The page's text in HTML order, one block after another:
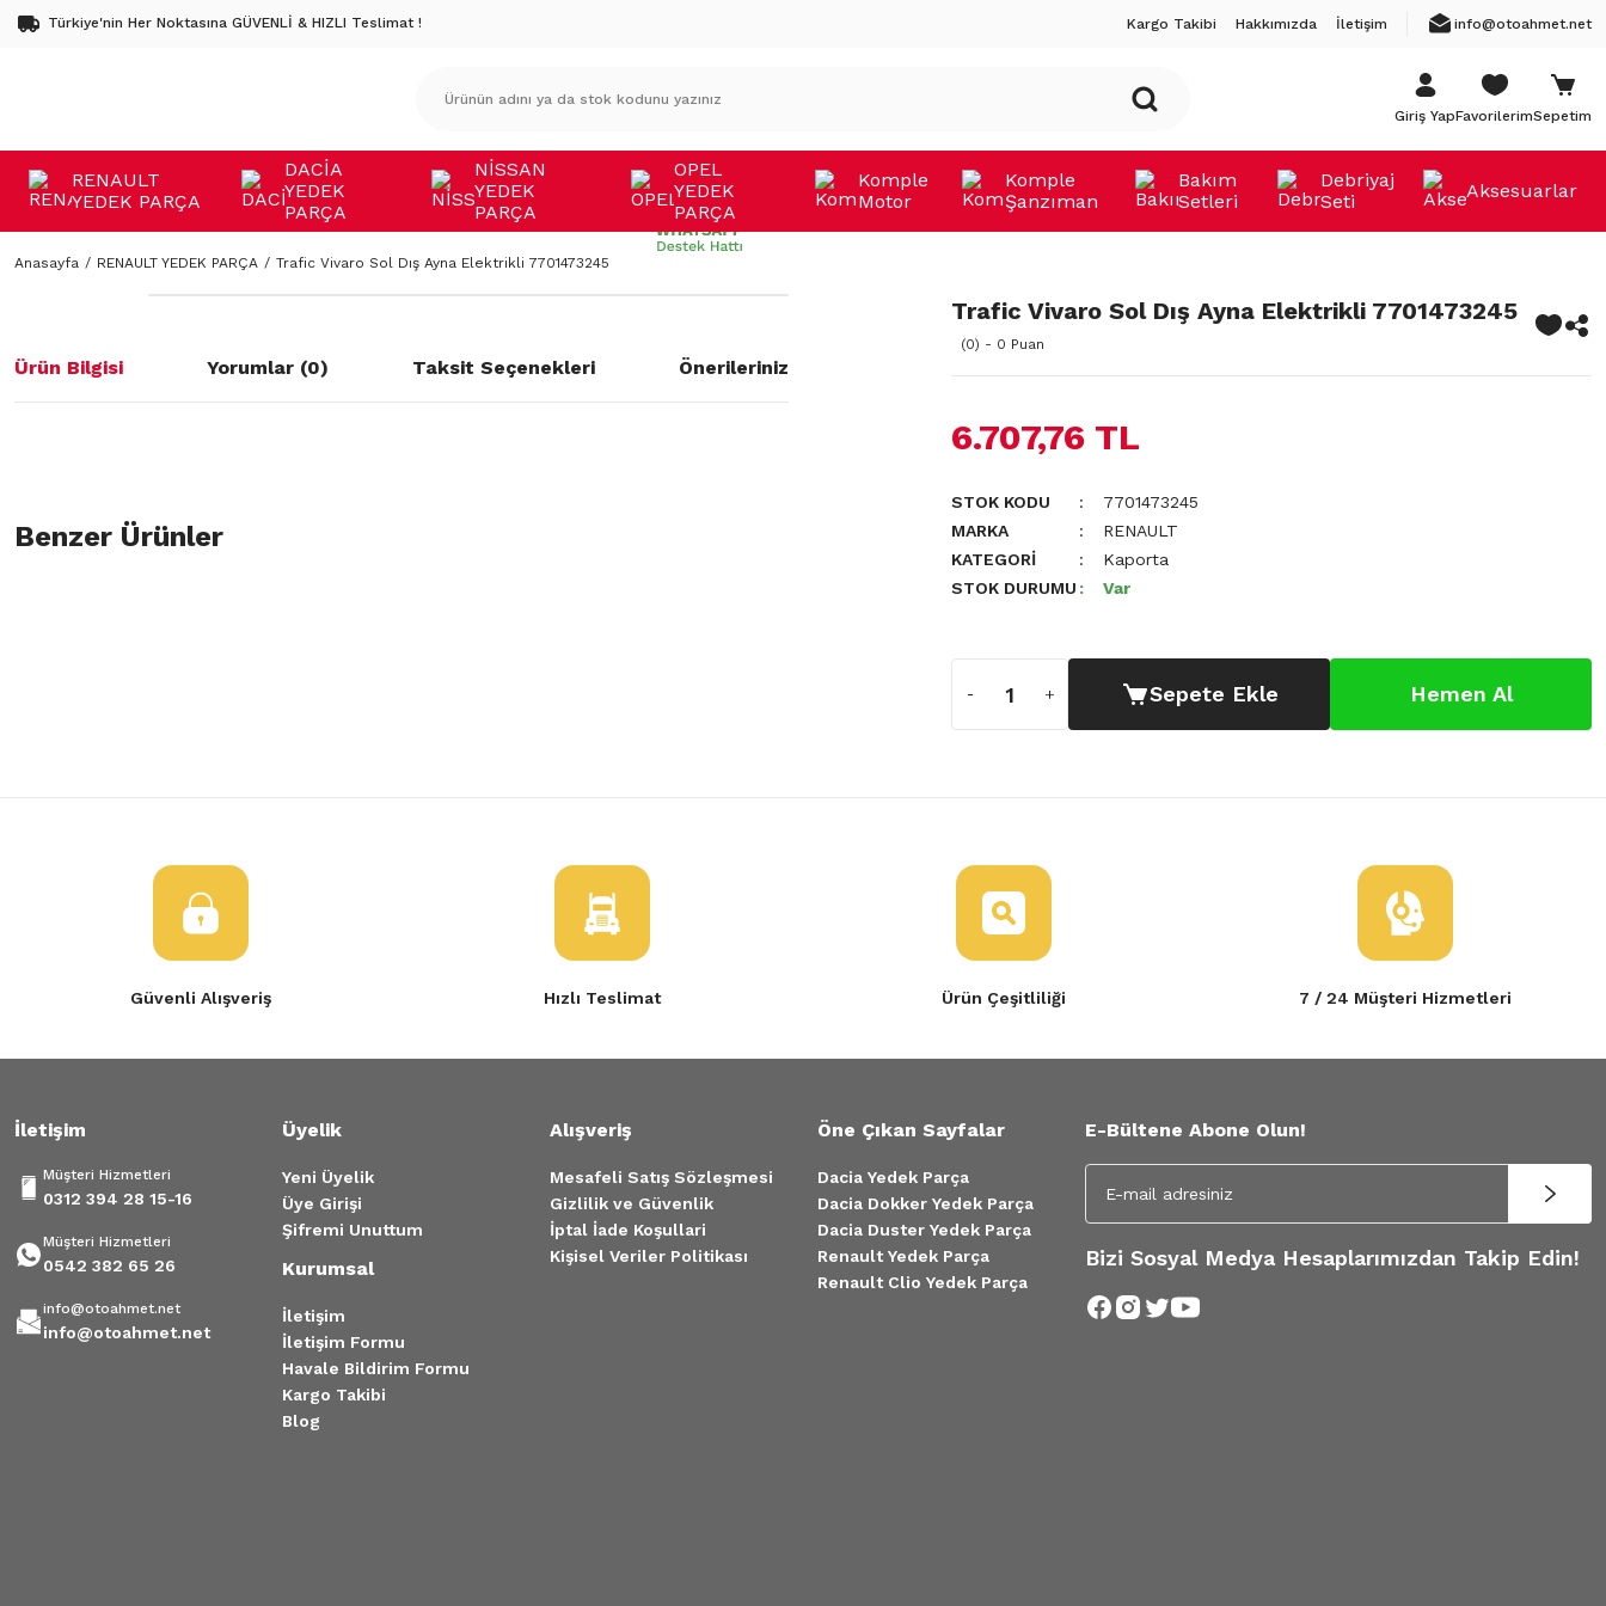
Türkiye'nin Her Noktasına GÜVENLİ & HIZLI Teslimat ! Kargo Takibi Hakkımızda İletişim info@otoahmet.net
Giriş YapFavorilerimSepetim
RENAULT
YEDEK PARÇA
DACİA
YEDEK
PARÇA
NİSSAN
YEDEK
PARÇA
OPEL
YEDEK
PARÇA
Komple
Motor
Komple
Şanzıman
Bakım
Setleri
Debriyaj
Seti
Aksesuarlar
Anasayfa RENAULT YEDEK PARÇA Trafic Vivaro Sol Dış Ayna Elektrikli 7701473245
Ürün Bilgisi Yorumlar (0) Taksit Seçenekleri Önerileriniz
öneri formunu kullanarak tarafımıza iletebilirsiniz.
Benzer Ürünler
Trafic Vivaro Sol Dış Ayna Elektrikli 7701473245
(0) - 0 Puan
6.707,76 TL
STOK KODU
7701473245
MARKA
RENAULT
KATEGORI
Kaporta
STOK DURUMU
Var
Sepete Ekle Hemen Al
Güvenli Alışveriş Hızlı Teslimat Ürün Çeşitliliği 7 / 24 Müşteri Hizmetleri
İletişim
Müşteri Hizmetleri
0312 394 28 15-16
Müşteri Hizmetleri
0542 382 65 26
info@otoahmet.net
info@otoahmet.net
Üyelik
Yeni Üyelik
Üye Girişi
Şifremi Unuttum
Kurumsal
İletişim
İletişim Formu
Havale Bildirim Formu
Kargo Takibi
Blog
Alışveriş
Mesafeli Satış Sözleşmesi
Gizlilik ve Güvenlik
İptal İade Koşullari
Kişisel Veriler Politikası
Öne Çıkan Sayfalar
Dacia Yedek Parça
Dacia Dokker Yedek Parça
Dacia Duster Yedek Parça
Renault Yedek Parça
Renault Clio Yedek Parça
E-Bültene Abone Olun!
Bizi Sosyal Medya Hesaplarımızdan Takip Edin!